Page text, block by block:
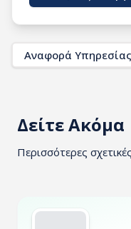
Αναφορά Υπηρεσίας
Δείτε Ακόμα
Περισσότερες